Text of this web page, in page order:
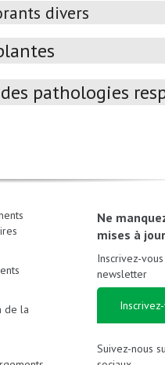
divers
pathologies
de la
Ne
mises à jour
Inscrivez-
newsletter
Suivez-nous